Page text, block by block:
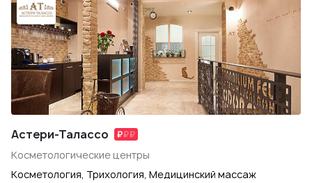
Астери-Талассо
Косметологические центры
Косметология, Трихология, Медицинский массаж